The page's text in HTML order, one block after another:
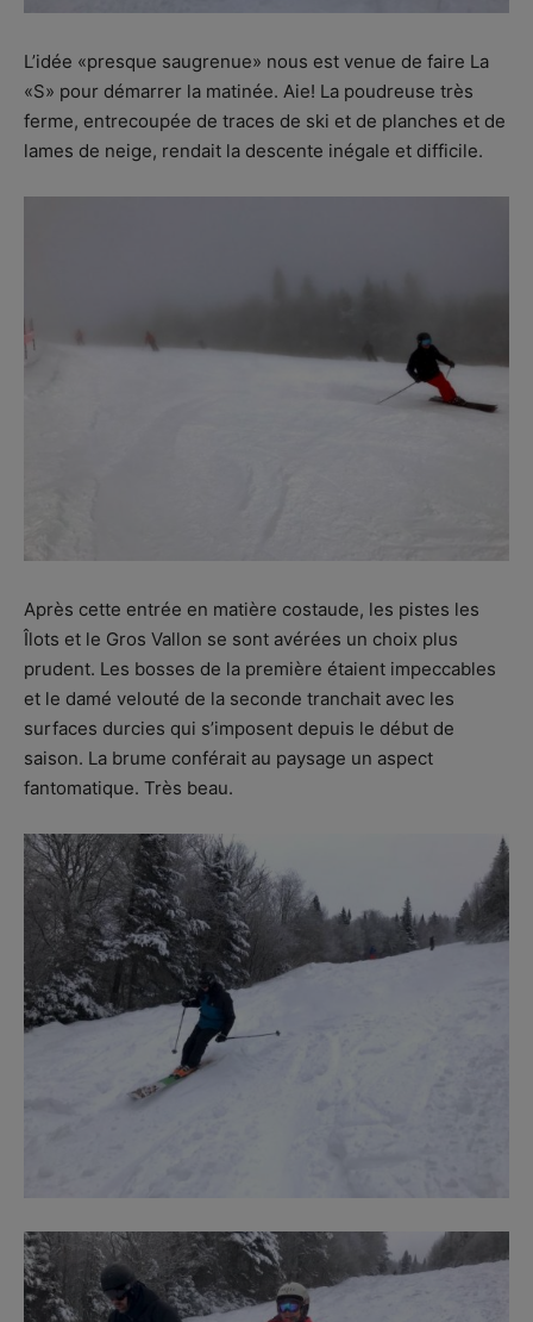
L’idée «presque saugrenue» nous est venue de faire La
«S» pour démarrer la matinée. Aie! La poudreuse très
ferme, entrecoupée de traces de ski et de planches et de
lames de neige, rendait la descente inégale et difficile.
Après cette entrée en matière costaude, les pistes les
Îlots et le Gros Vallon se sont avérées un choix plus
prudent. Les bosses de la première étaient impeccables
et le damé velouté de la seconde tranchait avec les
surfaces durcies qui s’imposent depuis le début de
saison. La brume conférait au paysage un aspect
fantomatique. Très beau.